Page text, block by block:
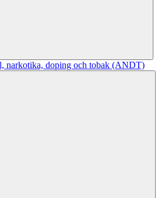
narkotika, doping och tobak (ANDT)